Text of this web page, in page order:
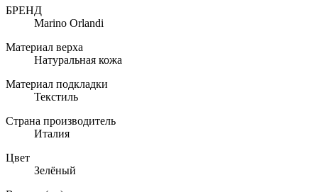
БРЕНД
Marino Orlandi
Материал верха
Натуральная кожа
Материал подкладки
Текстиль
Страна производитель
Италия
Цвет
Зелёный